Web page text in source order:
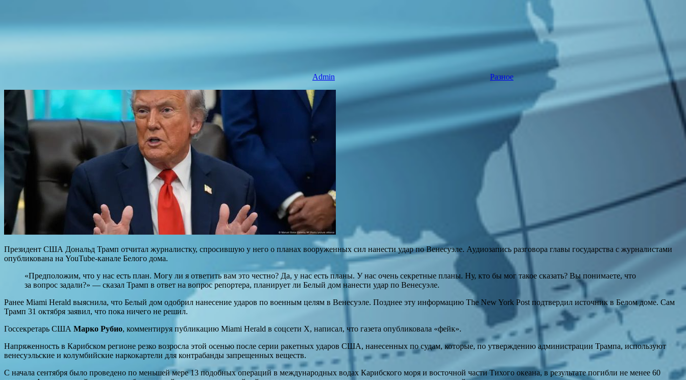
Admin Разное
Президент США Дональд Трамп отчитал журналистку, спросившую у него о планах вооруженных сил нанести удар по Венесуэле. Аудиозапись разговора главы государства с журналистами
опубликована на YouTube-канале Белого дома.
«Предположим, что у нас есть план. Могу ли я ответить вам это честно? Да, у нас есть планы. У нас очень секретные планы. Ну, кто бы мог такое сказать? Вы понимаете, что
за вопрос задали?» — сказал Трамп в ответ на вопрос репортера, планирует ли Белый дом нанести удар по Венесуэле.
Ранее Miami Herald выяснила, что Белый дом одобрил нанесение ударов по военным целям в Венесуэле. Позднее эту информацию The New York Post подтвердил источник в Белом доме. Сам
Трамп 31 октября заявил, что пока ничего не решил.
Госсекретарь США Марко Рубио, комментируя публикацию Miami Herald в соцсети X, написал, что газета опубликовала «фейк».
Напряженность в Карибском регионе резко возросла этой осенью после серии ракетных ударов США, нанесенных по судам, которые, по утверждению администрации Трампа, используют
венесуэльские и колумбийские наркокартели для контрабанды запрещенных веществ.
С начала сентября было проведено по меньшей мере 13 подобных операций в международных водах Карибского моря и восточной части Тихого океана, в результате погибли не менее 60